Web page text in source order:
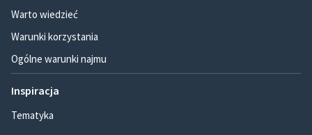
Warto wiedzieć
Warunki korzystania
Ogólne warunki najmu
Inspiracja
Tematyka